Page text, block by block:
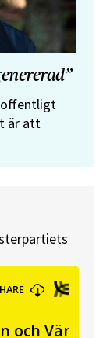
offentligt
är att